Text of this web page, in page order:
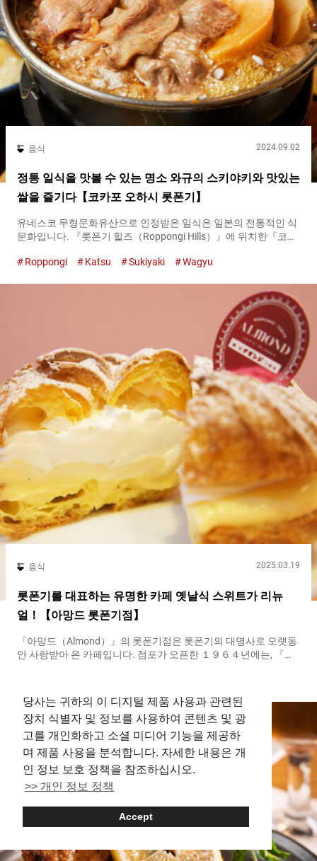
당사는 귀하의 이 디지털 제품 사용과 관련된
장치 식별자 및 정보를 사용하여 콘텐츠 및 광
고를 개인화하고 소셜 미디어 기능을 제공하
며 제품 사용을 분석합니다. 자세한 내용은 개
인 정보 보호 정책을 참조하십시오.
>> 개인 정보 정책
Accept
다. 현장감 넘치는 조리 모습에 마치 현지 고치현에 있는 듯한 착각
에 빠질 것입니다. 카츠오의 타타키는 현지 고치현 스타일로！ 두
껍게 자른 카츠오의 단면은 꽉 찬 살과 지방이 오른 것을 잘 알 수...
음식 2024.09.02
정통 일식을 맛볼 수 있는 명소 와규의 스키야키와 맛있는
쌀을 즐기다【코카포 오하시 롯폰기】
유네스코 무형문화유산으로 인정받은 일식은 일본의 전통적인 식
문화입니다. 『롯폰기 힐즈（Roppongi Hills）』에 위치한『코카
소입니다. 솥으로 부드럽게 지은 밥과 제철 생선 및 고기를 사용한
나베 고젠（Sukiyaki (Beef and Wheat gluten cake) and Rice
Set）』 １,９９０엔（세금 포함） 『코카포 오하시
（Kokappou Ohashi）』의 명물 요리！ 와규 풍부한 스키야키 정
식에 혀를 차다 『오누마 규와 쿠루마후의 스키야키 나베 고젠
（Sukiyaki (Beef and Wheat gluten cake) and Rice Set）』은 많
은 손님이 주문하는 인기 메뉴입니다. 합리적인 가격에 와규 스키
야키를 즐길 수 있습니다. 『오오누마규（Ōnuma beef）』는 지
방이 올라간 부드러운 살코기가 특징입니다. 담백하면서 달콤한
감칠맛의 국물과의 궁합이 뛰어납니다. 생달걀을 풍부하게 섞어
밥과 함께 먹으면 누구라도 웃음 짓게 될 것입니다！ 입안 가득 최
대한의 행복감을 선사할 것입니다. 『코카포 오하시 롯폰기
（Kokappou Ohashi Roppongi）』에서는 제공하는 쌀의 품종을
Roppongi Katsu Sukiyaki Wagyu
음식 2025.03.19
롯폰기를 대표하는 유명한 카페 옛날식 스위트가 리뉴
얼！【아망드 롯폰기점】
『아망드（Almond）』의 롯폰기점은 롯폰기의 대명사로 오랫동
안 사랑받아 온 카페입니다. 점포가 오픈한 １９６４년에는, 『아
그리움의 융합을 테마로, 점포와 메뉴를 리뉴얼하였습니다. 옛날
의 인기 메뉴를 비롯하여, 선물하기에 딱 좋은 스위트가 등장했습
니다. 『롯폰기 애프터 파르페~summer~（Roppongi Afternoon
Tea～summer～）』 ８００엔（세금 포함） 매장 내에서 제조
하는 『아망드（Almond）』의 스위트 『메이드 인 롯폰기
（Made in Roppongi）』를 내세우는 『아망드（Almond）』에
서는 제공하는 스위트의 대부분을 매장 내에서 제조합니다. 어딘
가 그리운 느낌을 주면서도, 현대인에게도 사랑받을 수 있도록 맛
Choux）』입니다. 『롯폰기 링슈（Roppongi Ring Choux）』
이트인：６１２엔（세금 포함）／테이크아웃：６００엔（세금
포함） 슈 반죽의 겉면은 바삭하고, 안은 촉촉하여 입안에서 좋은
식감을 줍니다. 풍부하게 채워진 커스터드 크림은 맛을 추구한 결